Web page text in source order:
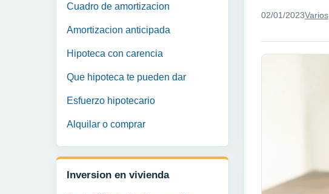
Cuadro de amortizacion
Amortizacion anticipada
Hipoteca con carencia
Que hipoteca te pueden dar
Esfuerzo hipotecario
Alquilar o comprar
Inversion en vivienda
02/01/2023Varios